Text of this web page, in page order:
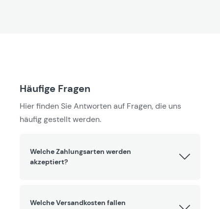
Häufige Fragen
Hier finden Sie Antworten auf Fragen, die uns
häufig gestellt werden.
Welche Zahlungsarten werden
akzeptiert?
Welche Versandkosten fallen